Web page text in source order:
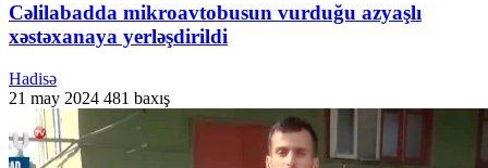
Cəlilabadda mikroavtobusun vurduğu azyaşlı
xəstəxanaya yerləşdirildi
Hadisə
21 may 2024 481 baxış